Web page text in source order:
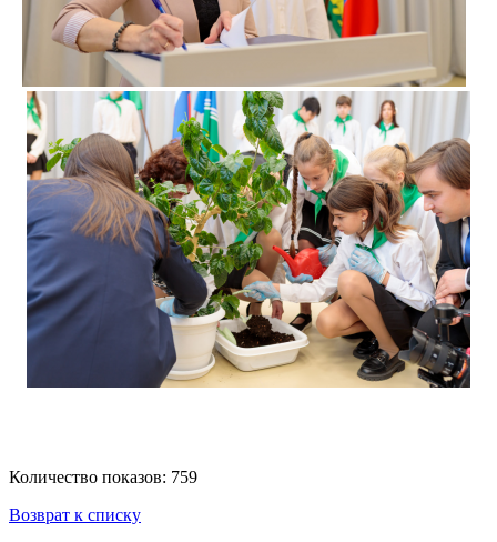
Количество показов: 759
Возврат к списку